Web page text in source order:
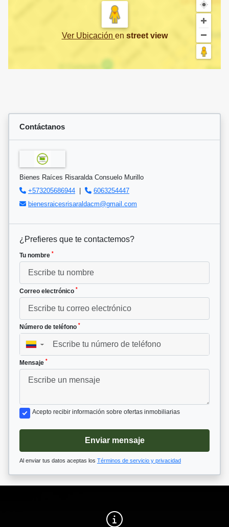
Ver Ubicación en street view
Contáctanos
Bienes Raíces Risaralda Consuelo Murillo
+573205686944 |
6063254447
bienesraicesrisaraldacm@gmail.com
¿Prefieres que te contactemos?
Tu nombre *
Correo electrónico *
Número de teléfono *
▼
Mensaje *
Acepto recibir información sobre ofertas inmobiliarias
Enviar mensaje
Al enviar tus datos aceptas los Términos de servicio y privacidad